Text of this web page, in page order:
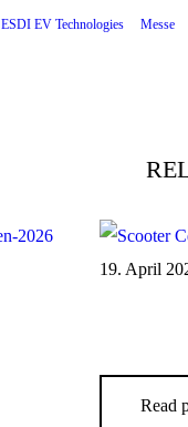
ESDI EV Technologies Messe
19. April
Read